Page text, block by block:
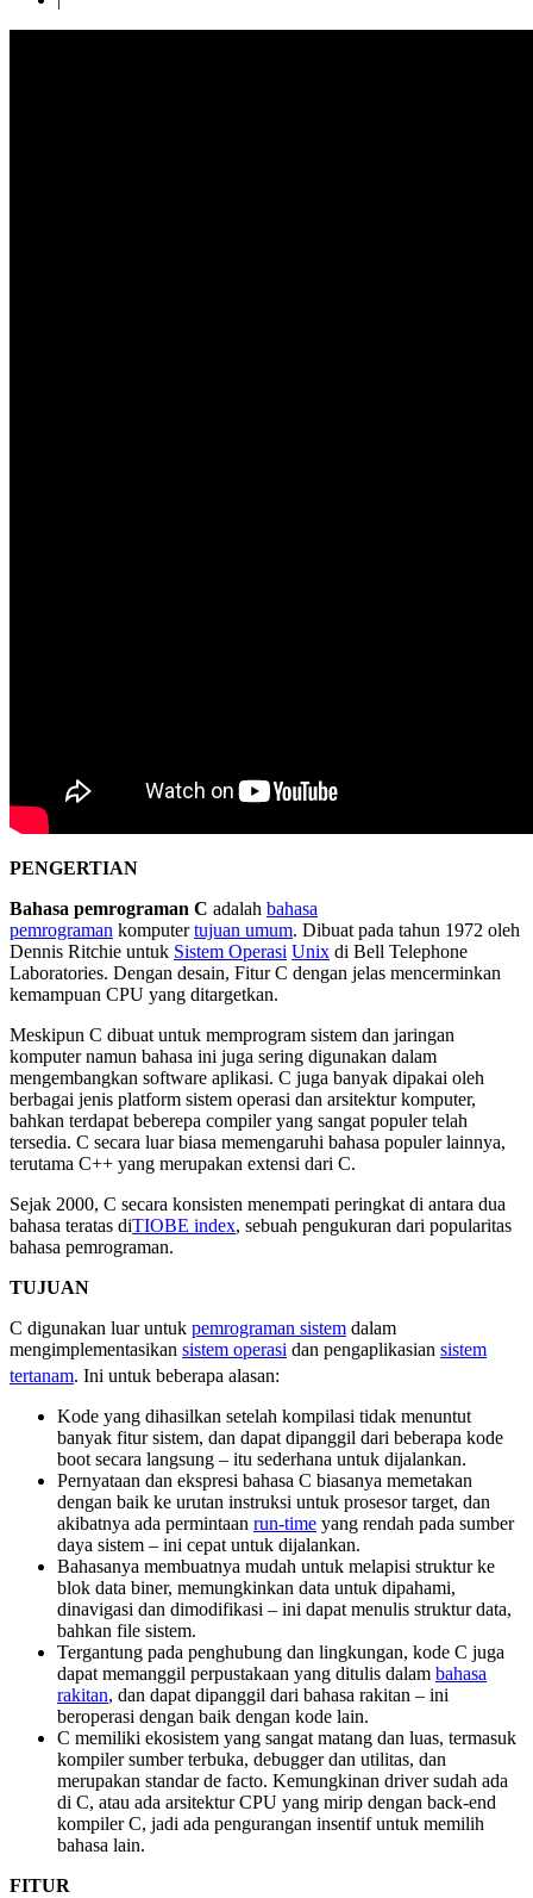
PENGERTIAN
Bahasa pemrograman C adalah bahasa
pemrograman komputertujuan umum. Dibuat pada tahun 1972 oleh
Dennis Ritchie untuk Sistem Operasi Unix di Bell Telephone
Laboratories. Dengan desain, Fitur C dengan jelas mencerminkan
kemampuan CPU yang ditargetkan.
Meskipun C dibuat untuk memprogram sistem dan jaringan
komputer namun bahasa ini juga sering digunakan dalam
mengembangkan software aplikasi. C juga banyak dipakai oleh
berbagai jenis platform sistem operasi dan arsitektur komputer,
bahkan terdapat beberepa compiler yang sangat populer telah
tersedia. C secara luar biasa memengaruhi bahasa populer lainnya,
terutama C++ yang merupakan extensi dari C.
Sejak 2000, C secara konsisten menempati peringkat di antara dua
bahasa teratas diTIOBE index, sebuah pengukuran dari popularitas
bahasa pemrograman.
TUJUAN
C digunakan luar untuk pemrograman sistem dalam
mengimplementasikan sistem operasi dan pengaplikasian sistem
tertanam. Ini untuk beberapa alasan:
Kode yang dihasilkan setelah kompilasi tidak menuntut
banyak fitur sistem, dan dapat dipanggil dari beberapa kode
boot secara langsung – itu sederhana untuk dijalankan.
Pernyataan dan ekspresi bahasa C biasanya memetakan
dengan baik ke urutan instruksi untuk prosesor target, dan
akibatnya ada permintaan run-time yang rendah pada sumber
daya sistem – ini cepat untuk dijalankan.
Bahasanya membuatnya mudah untuk melapisi struktur ke
blok data biner, memungkinkan data untuk dipahami,
dinavigasi dan dimodifikasi – ini dapat menulis struktur data,
bahkan file sistem.
Tergantung pada penghubung dan lingkungan, kode C juga
dapat memanggil perpustakaan yang ditulis dalam bahasa
rakitan, dan dapat dipanggil dari bahasa rakitan – ini
beroperasi dengan baik dengan kode lain.
C memiliki ekosistem yang sangat matang dan luas, termasuk
kompiler sumber terbuka, debugger dan utilitas, dan
merupakan standar de facto. Kemungkinan driver sudah ada
di C, atau ada arsitektur CPU yang mirip dengan back-end
kompiler C, jadi ada pengurangan insentif untuk memilih
bahasa lain.
FITUR